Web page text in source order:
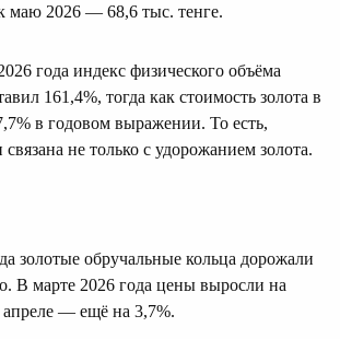
маю 2026 — 68,6 тыс. тенге.
года индекс физического объёма
161,4%, тогда как стоимость золота в
в годовом выражении. То есть,
не только с удорожанием золота.
золотые обручальные кольца дорожали
В марте 2026 года цены выросли на
апреле — ещё на 3,7%.